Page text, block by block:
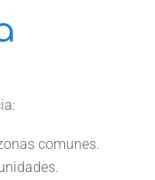
comunes.